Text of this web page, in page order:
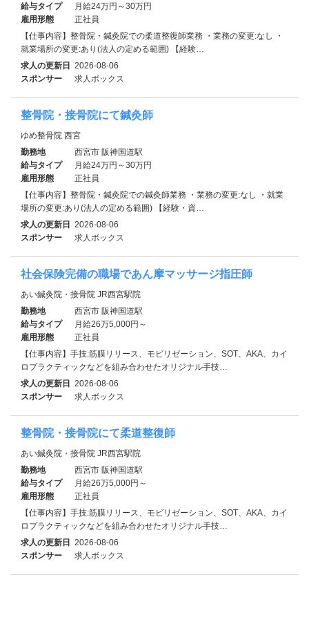
給与タイプ
月給24万円～30万円
雇用形態
正社員
【仕事内容】整骨院・鍼灸院での柔道整復師業務 ・業務の変更:なし ・
就業場所の変更:あり(法人の定める範囲) 【経験…
求人の更新日 2026-08-06
スポンサー
求人ボックス
整骨院・接骨院にて鍼灸師
ゆめ整骨院 西宮
勤務地
西宮市 阪神国道駅
給与タイプ
月給24万円～30万円
雇用形態
正社員
【仕事内容】整骨院・鍼灸院での鍼灸師業務 ・業務の変更:なし ・就業
場所の変更:あり(法人の定める範囲) 【経験・資…
求人の更新日 2026-08-06
スポンサー
求人ボックス
社会保険完備の職場であん摩マッサージ指圧師
あい鍼灸院・接骨院 JR西宮駅院
勤務地
西宮市 阪神国道駅
給与タイプ
月給26万5,000円～
雇用形態
正社員
【仕事内容】手技:筋膜リリース、モビリゼーション、SOT、AKA、カイ
ロプラクティックなどを組み合わせたオリジナル手技…
求人の更新日 2026-08-06
スポンサー
求人ボックス
整骨院・接骨院にて柔道整復師
あい鍼灸院・接骨院 JR西宮駅院
勤務地
西宮市 阪神国道駅
給与タイプ
月給26万5,000円～
雇用形態
正社員
【仕事内容】手技:筋膜リリース、モビリゼーション、SOT、AKA、カイ
ロプラクティックなどを組み合わせたオリジナル手技…
求人の更新日 2026-08-06
スポンサー
求人ボックス